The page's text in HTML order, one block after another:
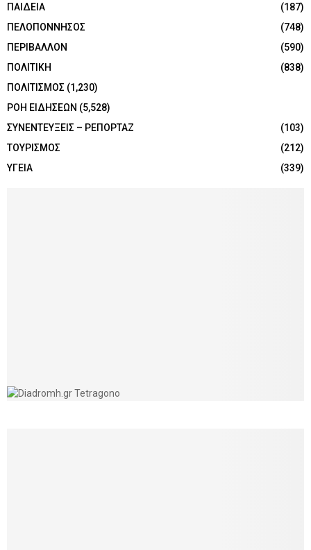
ΠΑΙΔΕΙΑ
(187)
ΠΕΛΟΠΟΝΝΗΣΟΣ
(748)
ΠΕΡΙΒΑΛΛΟΝ
(590)
ΠΟΛΙΤΙΚΗ
(838)
ΠΟΛΙΤΙΣΜΟΣ (1,230)
ΡΟΗ ΕΙΔΗΣΕΩΝ (5,528)
ΣΥΝΕΝΤΕΥΞΕΙΣ – ΡΕΠΟΡΤΑΖ
(103)
ΤΟΥΡΙΣΜΟΣ
(212)
ΥΓΕΙΑ
(339)